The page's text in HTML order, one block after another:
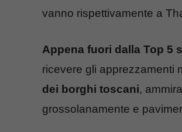
vanno rispettivamente a
Appena fuori dalla Top 5
ricevere gli apprezzamenti
dei borghi toscani,
grossolanamente e